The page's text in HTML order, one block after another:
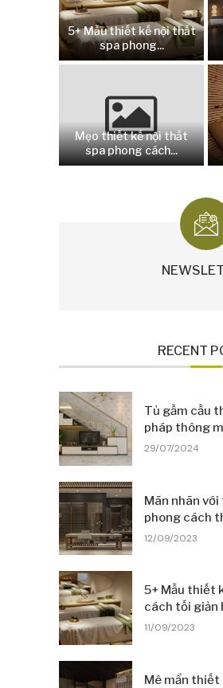
5+ Mẫu thiết kế nội thất
spa phong...
Mẹo thiết kế nội thất
spa phong cách...
RECENT
Tủ gầm cầu
pháp thông
29/07/2024
Mãn nhãn
phong cách
12/09/2023
5+ Mẫu thiết
cách tối giản
11/09/2023
Mê mẩn